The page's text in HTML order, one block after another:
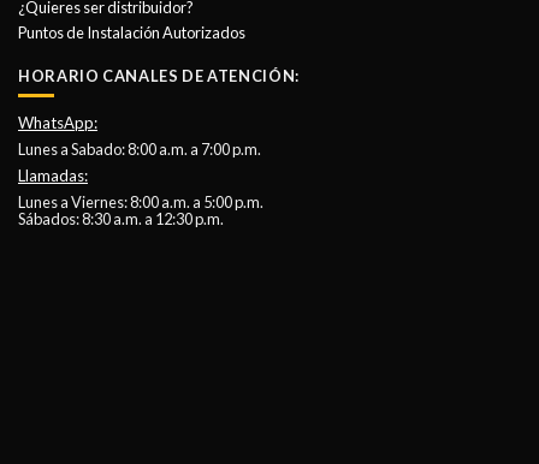
¿Quieres ser distribuidor?
Puntos de Instalación Autorizados
HORARIO CANALES DE ATENCIÓN:
WhatsApp:
Lunes a Sabado: 8:00 a.m. a 7:00 p.m.
Llamadas:
Lunes a Viernes: 8:00 a.m. a 5:00 p.m.
Sábados: 8:30 a.m. a 12:30 p.m.